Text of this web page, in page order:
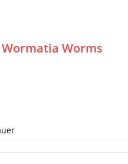
Wormatia Worms